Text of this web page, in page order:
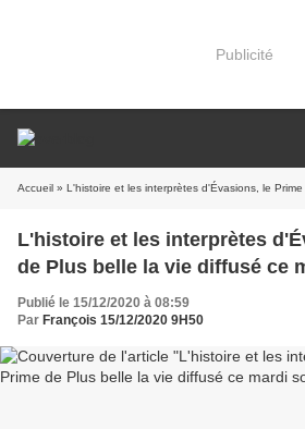
Publicité
Accueil » L'histoire et les interprètes d'Évasions, le Prime de
L'histoire et les interprètes
de Plus belle la vie diffusé ce
Publié le 15/12/2020 à 08:59
Par François 15/12/2020 9H50